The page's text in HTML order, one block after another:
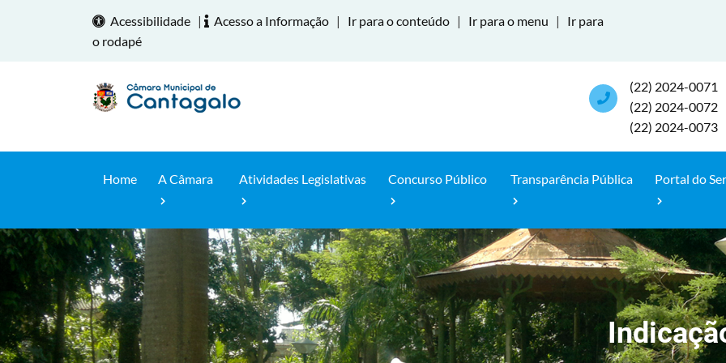
Acessibilidade | Acesso a Informação | Ir para o conteúdo | Ir para o menu |
Ir para
o rodapé
(22) 2024-0071
(22) 2024-0072
(22) 2024-0073
Home A Câmara Atividades Legislativas Concurso Público Transparência Pública Portal do